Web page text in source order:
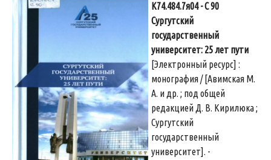
К74.484.7я04 - С 90
Сургутский
государственный
университет: 25 лет пути
[Электронный ресурс] :
монография / [Авимская М.
А. и др. ; под общей
редакцией Д. В. Кирилюка ;
Сургутский
государственный
университет]. -